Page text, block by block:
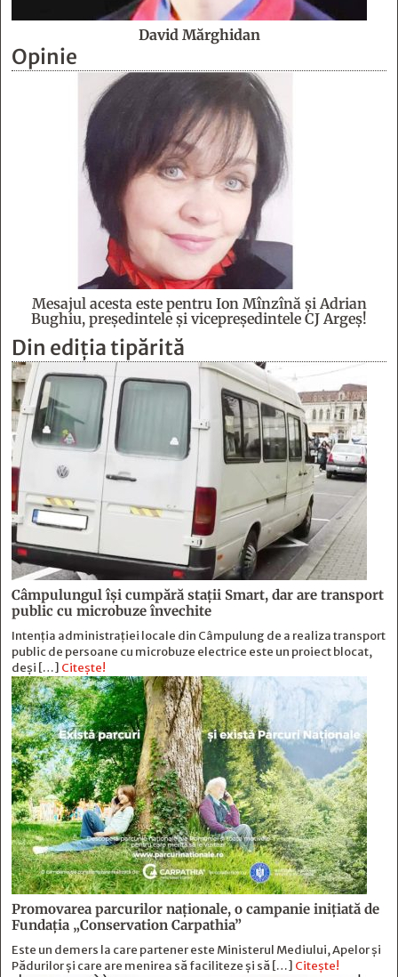
David Mărghidan
Opinie
Mesajul acesta este pentru Ion Mînzînă şi Adrian
Bughiu, preşedintele şi vicepreşedintele CJ Argeş!
Din ediția tipărită
Câmpulungul îşi cumpără staţii Smart, dar are transport
public cu microbuze învechite
Intenția administrației locale din Câmpulung de a realiza transport
public de persoane cu microbuze electrice este un proiect blocat,
deși […] Citește!
Promovarea parcurilor naționale, o campanie inițiată de
Fundația „Conservation Carpathia”
Este un demers la care partener este Ministerul Mediului, Apelor și
Pădurilor și care are menirea să faciliteze și să […] Citește!